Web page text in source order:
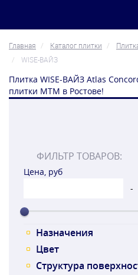
Главная Каталог плитки
WISE-ВАЙЗ
Плитка WISE-ВАЙЗ Atlas
плитки МТМ в Ростове!
ФИЛЬТР ТОВАРОВ:
Цена, руб
-
Назначения
Цвет
Структура